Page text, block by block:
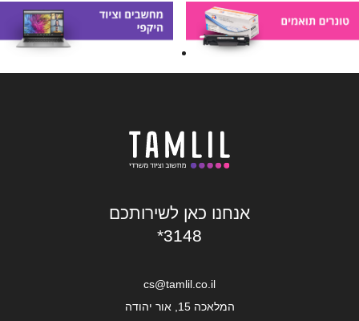
אנחנו כאן לשירותכם
*3148
cs@tamlil.co.il
המלאכה 15, אור יהודה